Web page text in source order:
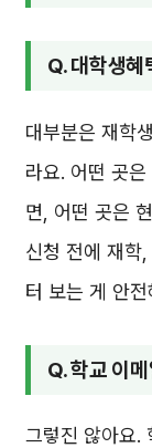
Q. 대학생혜
대부분은 재학
라요. 어떤 곳
면, 어떤 곳은
신청 전에 재학
터 보는 게 안전
Q. 학교 이
그렇진 않아요.